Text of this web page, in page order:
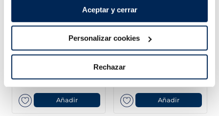
Aceptar y cerrar
Personalizar cookies
Rechazar
Lloms de salmó noruec
Premium
16,99 € Pack 4 x 125 g
Añadir
Filets de salmó
Premium
13,99 € Pack 4u 400 g
Añadir